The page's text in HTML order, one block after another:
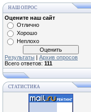
НАШ ОПРОС
Оцените наш сайт
Отлично
Хорошо
Неплохо
Результаты | Архив опросов
Всего ответов: 111
СТАТИСТИКА